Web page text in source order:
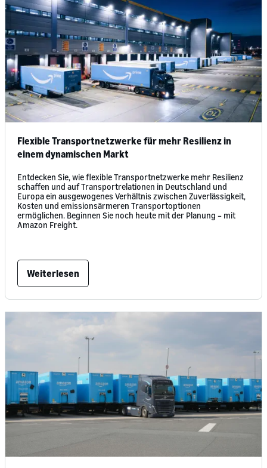
Flexible Transportnetzwerke für mehr Resilienz in
einem dynamischen Markt
Entdecken Sie, wie flexible Transportnetzwerke mehr Resilienz
schaffen und auf Transportrelationen in Deutschland und
Europa ein ausgewogenes Verhältnis zwischen Zuverlässigkeit,
Kosten und emissionsärmeren Transportoptionen
ermöglichen. Beginnen Sie noch heute mit der Planung – mit
Amazon Freight.
Weiterlesen